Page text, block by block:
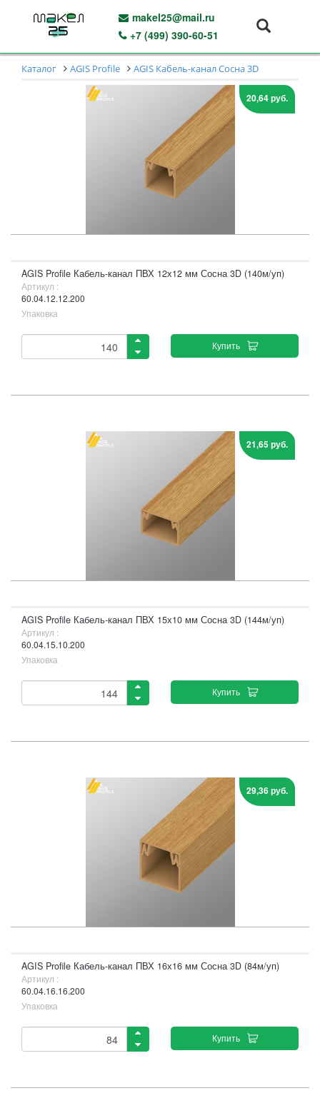
makel25@mail.ru
+7 (499) 390-60-51
Каталог AGIS Profile AGIS Кабель-канал Сосна 3D
20,64 руб.
AGIS Profile Кабель-канал ПВХ 12х12 мм Сосна 3D (140м/уп)
Артикул :
60.04.12.12.200
Упаковка
Купить
21,65 руб.
AGIS Profile Кабель-канал ПВХ 15х10 мм Сосна 3D (144м/уп)
Артикул :
60.04.15.10.200
Упаковка
Купить
29,36 руб.
AGIS Profile Кабель-канал ПВХ 16х16 мм Сосна 3D (84м/уп)
Артикул :
60.04.16.16.200
Упаковка
Купить